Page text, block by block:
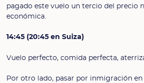
pagado este vuelo un tercio del precio
económica.
14:45 (20:45 en Suiza)
Vuelo perfecto, comida perfecta,
Por otro lado, pasar por inmigración en